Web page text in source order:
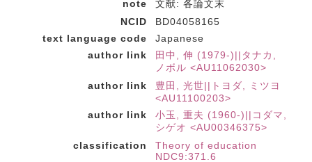
note
文献: 各論文末
NCID
BD04058165
text language code
Japanese
author link
田中, 伸 (1979-)||タナカ,
ノボル <AU11062030>
author link
豊田, 光世||トヨダ, ミツヨ
<AU11100203>
author link
小玉, 重夫 (1960-)||コダマ,
シゲオ <AU00346375>
classification
Theory of education
NDC9:371.6